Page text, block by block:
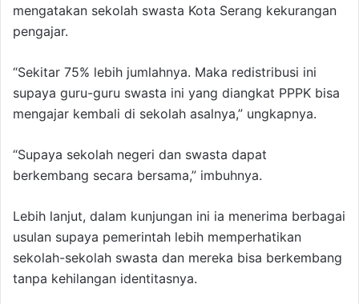
mengatakan sekolah swasta Kota Serang kekurangan
pengajar.
“Sekitar 75% lebih jumlahnya. Maka redistribusi ini
supaya guru-guru swasta ini yang diangkat PPPK bisa
mengajar kembali di sekolah asalnya,” ungkapnya.
“Supaya sekolah negeri dan swasta dapat
berkembang secara bersama,” imbuhnya.
Lebih lanjut, dalam kunjungan ini ia menerima berbagai
usulan supaya pemerintah lebih memperhatikan
sekolah-sekolah swasta dan mereka bisa berkembang
tanpa kehilangan identitasnya.